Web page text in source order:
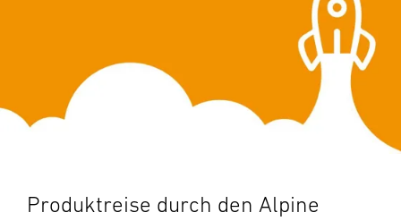
Produktreise durch den Alpine